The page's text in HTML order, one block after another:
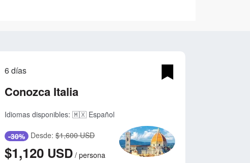
6 días
Conozca Italia
Idiomas disponibles: 🇲🇽 Español
-30% Desde: $1,600 USD
$1,120 USD / persona